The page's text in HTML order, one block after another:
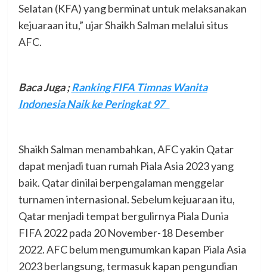
Selatan (KFA) yang berminat untuk melaksanakan
kejuaraan itu,” ujar Shaikh Salman melalui situs
AFC.
Baca Juga;Ranking FIFA Timnas Wanita
Indonesia Naik ke Peringkat 97
Shaikh Salman menambahkan, AFC yakin Qatar
dapat menjadi tuan rumah Piala Asia 2023 yang
baik. Qatar dinilai berpengalaman menggelar
turnamen internasional. Sebelum kejuaraan itu,
Qatar menjadi tempat bergulirnya Piala Dunia
FIFA 2022 pada 20 November-18 Desember
2022. AFC belum mengumumkan kapan Piala Asia
2023 berlangsung, termasuk kapan pengundian